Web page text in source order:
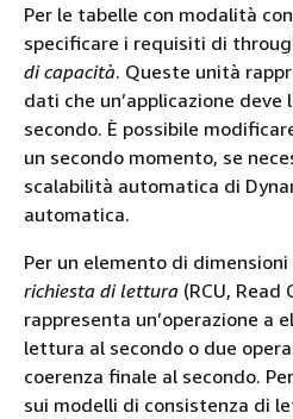
Per le tabelle con modalità
specificare i requisiti di
di capacità. Queste unità
dati che un’applicazione
secondo. È possibile
un secondo momento, se
scalabilità automatica di
automatica.
Per un elemento di dimensioni
richiesta di lettura (RCU, Read
rappresenta un’operazione a
lettura al secondo o due
coerenza finale al secondo.
sui modelli di consistenza di